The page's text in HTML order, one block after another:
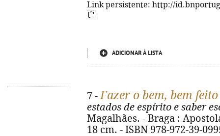
Link persistente: http://
ADICIONAR À LISTA
7 -Fazer o bem, bem feito
estados de espírito e saber
Magalhães. - Braga :
18 cm. - ISBN 978-972-39-